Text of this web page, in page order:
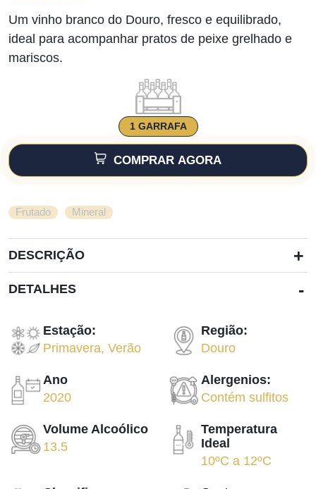
Um vinho branco do Douro, fresco e equilibrado,
ideal para acompanhar pratos de peixe grelhado e
mariscos.
1 GARRAFA
COMPRAR AGORA
Frutado Mineral
DESCRIÇÃO +
DETALHES -
Estação:
Primavera,Verão
Região:
Douro
Ano
2020
Alergenios:
Contém sulfitos
Volume Alcoólico
13.5
Temperatura
Ideal
10ºC a 12ºC